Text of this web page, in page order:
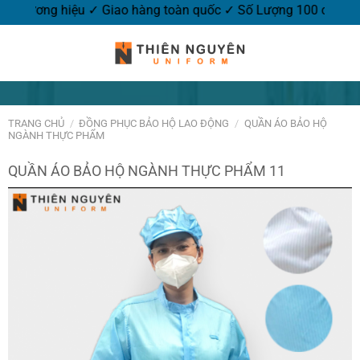
hiệu ✓ Giao hàng toàn quốc ✓ Số Lượng 100 cái.
TRANG CHỦ / ĐỒNG PHỤC BẢO HỘ LAO ĐỘNG / QUẦN ÁO BẢO HỘ
NGÀNH THỰC PHẨM
QUẦN ÁO BẢO HỘ NGÀNH THỰC PHẨM 11